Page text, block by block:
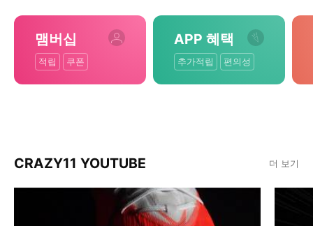
맴버십
적립 쿠폰
APP 혜택
추가적립 편의성
CRAZY11 YOUTUBE 더 보기